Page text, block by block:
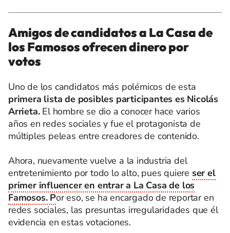
Amigos de candidatos a La Casa de
los Famosos ofrecen dinero por
votos
Uno de los candidatos más polémicos de esta
primera lista de posibles participantes es Nicolás
Arrieta. El hombre se dio a conocer hace varios
años en redes sociales y fue el protagonista de
múltiples peleas entre creadores de contenido.
Ahora, nuevamente vuelve a la industria del
entretenimiento por todo lo alto, pues quiere ser el
primer influencer en entrar a La Casa de los
Famosos. Por eso, se ha encargado de reportar en
redes sociales, las presuntas irregularidades que él
evidencia en estas votaciones.